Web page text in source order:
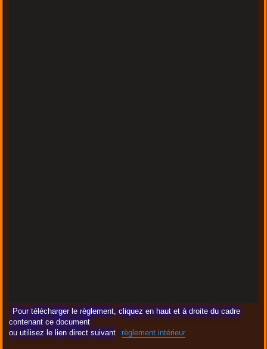
Pour télécharger le règlement, cliquez en haut et à droite du cadre
contenant ce document
ou utilisez le lien direct suivant
règlement intérieur